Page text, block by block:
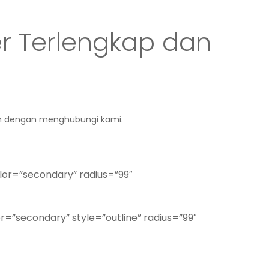
Terlengkap dan
menghubungi kami.
radius=”99″
style=”outline” radius=”99″